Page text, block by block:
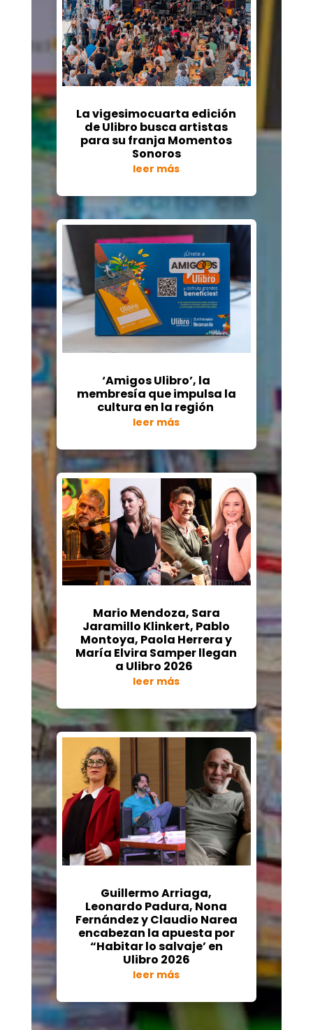
La vigesimocuarta edición
de Ulibro busca artistas
para su franja Momentos
Sonoros
leer más
‘Amigos Ulibro’, la
membresía que impulsa la
cultura en la región
leer más
Mario Mendoza, Sara
Jaramillo Klinkert, Pablo
Montoya, Paola Herrera y
María Elvira Samper llegan
a Ulibro 2026
leer más
Guillermo Arriaga,
Leonardo Padura, Nona
Fernández y Claudio Narea
encabezan la apuesta por
“Habitar lo salvaje’ en
Ulibro 2026
leer más